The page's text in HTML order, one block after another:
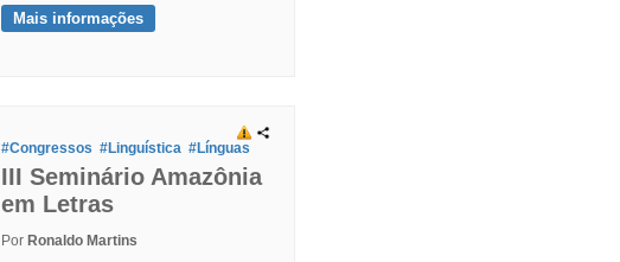
Mais informações
#Congressos #Linguística #Línguas
III Seminário Amazônia
em Letras
Por Ronaldo Martins